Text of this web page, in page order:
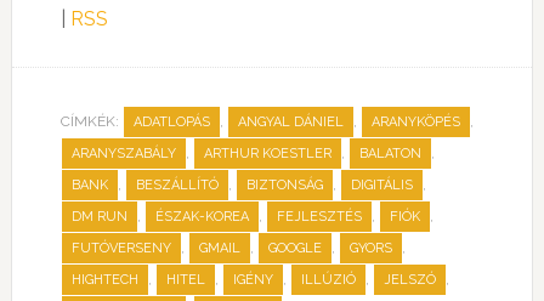
RSS
CÍMKÉK: ADATLOPÁS , ANGYAL DÁNIEL , ARANYKÖPÉS ,
ARANYSZABÁLY , ARTHUR KOESTLER , BALATON ,
BANK , BESZÁLLÍTÓ , BIZTONSÁG , DIGITÁLIS ,
DM RUN , ÉSZAK-KOREA , FEJLESZTÉS , FIÓK ,
FUTÓVERSENY , GMAIL , GOOGLE , GYORS ,
HIGHTECH , HITEL , IGÉNY , ILLÚZIÓ , JELSZÓ ,